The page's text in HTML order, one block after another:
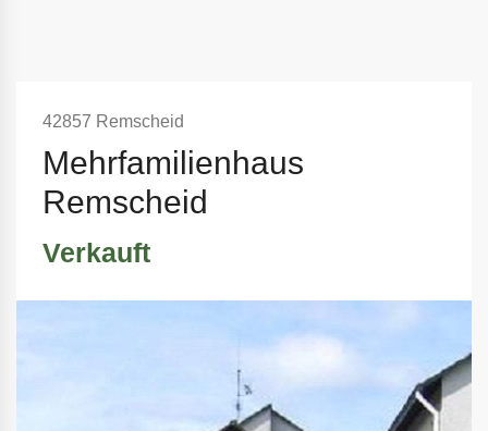
42857 Remscheid
Mehrfamilienhaus
Remscheid
Verkauft